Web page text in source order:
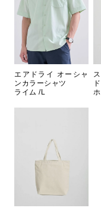
エアドライ オーシャ
ンカラーシャツ
ライム /L